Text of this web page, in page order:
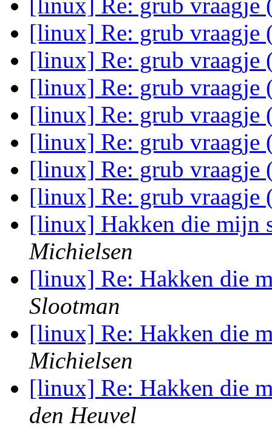
[linux] Re: grub
[linux] Re: grub
[linux] Re: grub
[linux] Re: grub
[linux] Re: grub
[linux] Re: grub
[linux] Re: grub
[linux] Re: grub
[linux] Hakken die mijn
Michielsen
[linux] Re: Hakken die
Slootman
[linux] Re: Hakken die
Michielsen
[linux] Re: Hakken die
den Heuvel